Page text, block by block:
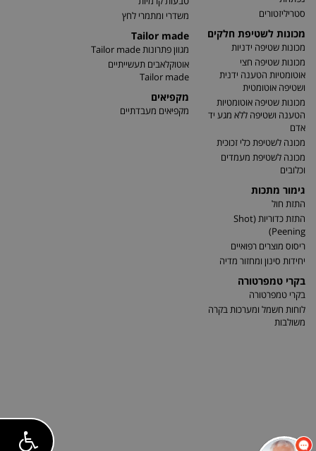
סטריליזטורים
מכונות לשטיפת חלקים
מכונות שטיפה ידניות
מכונות שטיפה חצי
אוטומטיות הטענה ידנית
ושטיפה אוטומטית
מכונות שטיפה אוטומטיות
הטענה ושטיפה ללא מגע יד
אדם
מכונה לשטיפת כלי זכוכית
מכונה לשטיפת מעמדים
וכלובים
גימור מתכות
התזת חול
התזת כדוריות (Shot
Peening)
ריסוס מוצרים רפואיים
יחידות סינון ומחזור מדיה
בקרי טמפרטורה
בקרי טמפרטורה
לוחות חשמל ומערכות בקרה
משולבות
משדרי ומתמרי לחץ
Tailor made
מגוון פתרונות Tailor made
אוטוקלאבים תעשייתיים
Tailor made
מקפיאים
מקפיאים מעבדתיים